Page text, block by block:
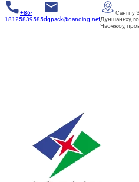
+86-
18125839585dqpack@danqing.net
Сангпу
Дуншаньху,
Чаочжоу,